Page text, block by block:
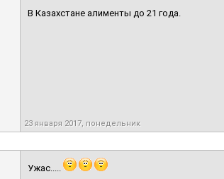
В Казахстане алименты до 21 года.
23 января 2017, понедельник
Ужас.....